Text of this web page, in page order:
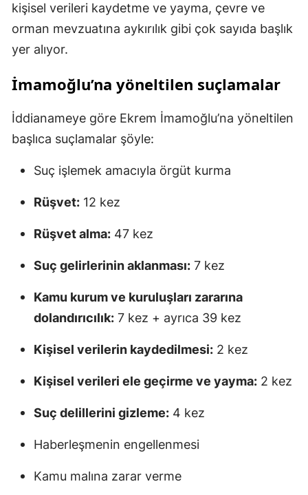
kişisel verileri kaydetme ve yayma, çevre ve
orman mevzuatına aykırılık gibi çok sayıda başlık
yer alıyor.
İmamoğlu’na yöneltilen suçlamalar
İddianameye göre Ekrem İmamoğlu’na yöneltilen
başlıca suçlamalar şöyle:
Suç işlemek amacıyla örgüt kurma
Rüşvet: 12 kez
Rüşvet alma: 47 kez
Suç gelirlerinin aklanması: 7 kez
Kamu kurum ve kuruluşları zararına
dolandırıcılık: 7 kez + ayrıca 39 kez
Kişisel verilerin kaydedilmesi: 2 kez
Kişisel verileri ele geçirme ve yayma: 2 kez
Suç delillerini gizleme: 4 kez
Haberleşmenin engellenmesi
Kamu malına zarar verme